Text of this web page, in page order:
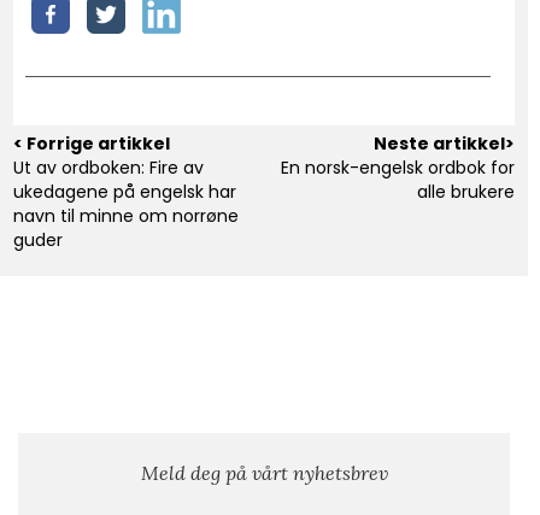
< Forrige artikkel
Ut av ordboken: Fire av
ukedagene på engelsk har
navn til minne om norrøne
guder
Neste artikkel>
En norsk-engelsk ordbok for
alle brukere
Meld deg på vårt nyhetsbrev